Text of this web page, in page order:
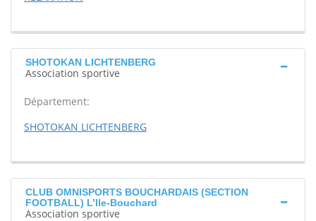
SHOTOKAN LICHTENBERG
Association sportive
Département:
SHOTOKAN LICHTENBERG
CLUB OMNISPORTS BOUCHARDAIS (SECTION
FOOTBALL) L’Ile-Bouchard
Association sportive